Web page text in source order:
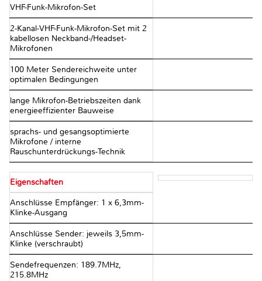
VHF-Funk-Mikrofon-Set
2-Kanal-VHF-Funk-Mikrofon-Set mit 2
kabellosen Neckband-/Headset-
Mikrofonen
100 Meter Sendereichweite unter
optimalen Bedingungen
lange Mikrofon-Betriebszeiten dank
energieeffizienter Bauweise
sprachs- und gesangsoptimierte
Mikrofone / interne
Rauschunterdrückungs-Technik
Eigenschaften
Anschlüsse Empfänger: 1 x 6,3mm-
Klinke-Ausgang
Anschlüsse Sender: jeweils 3,5mm-
Klinke (verschraubt)
Sendefrequenzen: 189.7MHz,
215.8MHz